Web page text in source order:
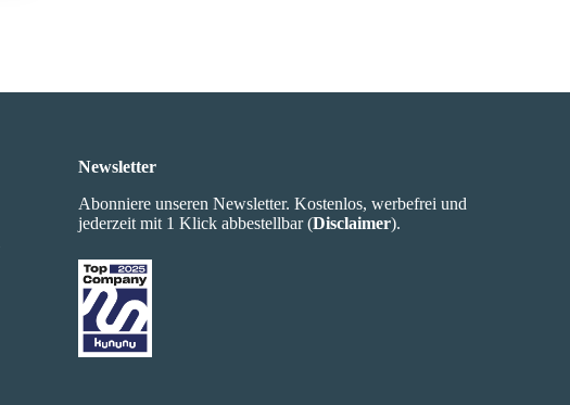
Newsletter
Abonniere unseren Newsletter. Kostenlos, werbefrei und
jederzeit mit 1 Klick abbestellbar (Disclaimer).